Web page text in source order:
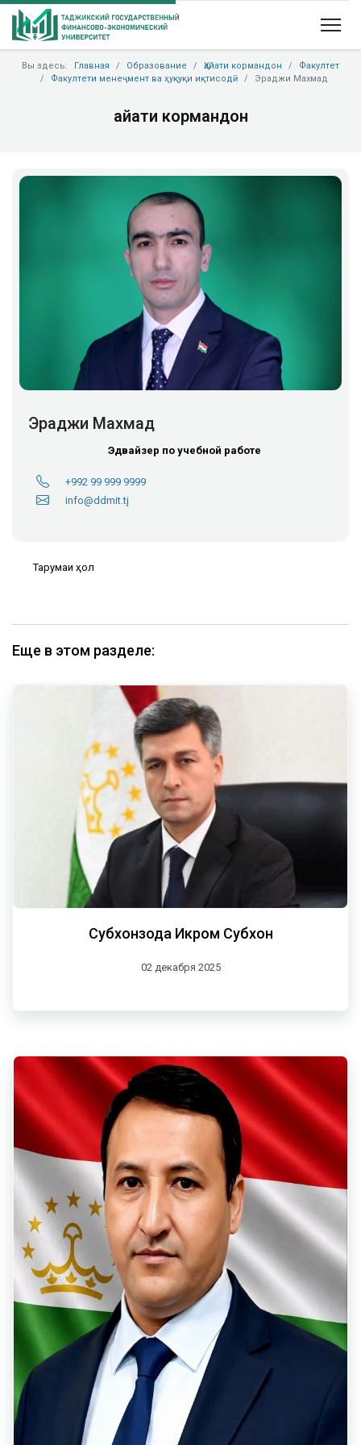
Вы здесь: Главная Образование Ҳайати кормандон
Факултет
Факултети менеҷмент ва ҳуқуқи иқтисодӣ
Эраджи Махмад
Ҳайати кормандон
Эраджи Махмад
Эдвайзер по учебной работе
+992 99 999 9999
info@ddmit.tj
Тарҷумаи ҳол
Еще в этом разделе:
Субхонзода Икром Субхон
02 декабря 2025